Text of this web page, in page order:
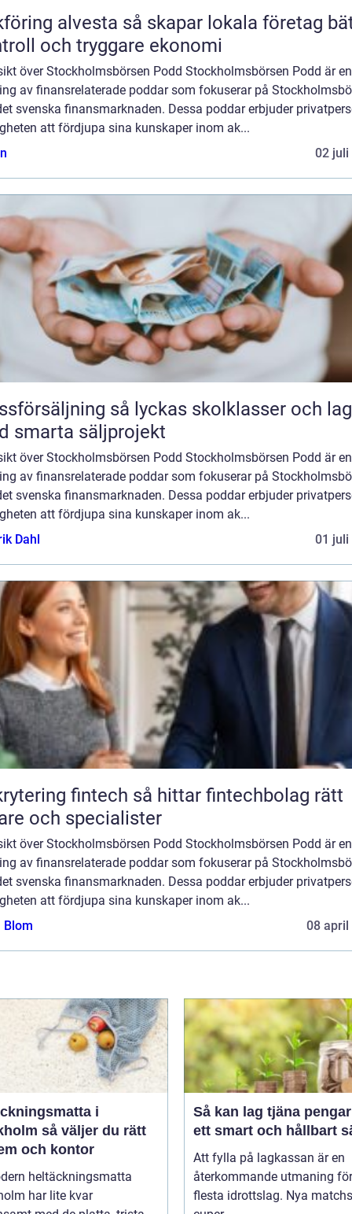
så skapar lokala företag bättre
och tryggare ekonomi
över Stockholmsbörsen Podd Stockholmsbörsen Podd är en
av finansrelaterade poddar som fokuserar på
svenska finansmarknaden. Dessa poddar erbjuder
att fördjupa sina kunskaper inom ak...
02 juli
så lyckas skolklasser och lag
smarta säljprojekt
över Stockholmsbörsen Podd Stockholmsbörsen Podd är en
av finansrelaterade poddar som fokuserar på
svenska finansmarknaden. Dessa poddar erbjuder
att fördjupa sina kunskaper inom ak...
Dahl
01 juli
fintech så hittar fintechbolag rätt
och specialister
över Stockholmsbörsen Podd Stockholmsbörsen Podd är en
av finansrelaterade poddar som fokuserar på
svenska finansmarknaden. Dessa poddar erbjuder
att fördjupa sina kunskaper inom ak...
Blom
08 april
i
så väljer du rätt
och kontor
heltäckningsmatta
har lite kvar
Så kan lag tjäna
ett smart och hållbart
Att fylla på lagkassan är en
återkommande utmaning
flesta idrottslag. Nya